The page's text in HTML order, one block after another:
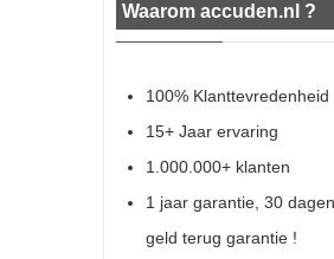
Waarom accuden.nl ?
100% Klanttevredenheid
15+ Jaar ervaring
1.000.000+ klanten
1 jaar garantie, 30
geld terug garantie !